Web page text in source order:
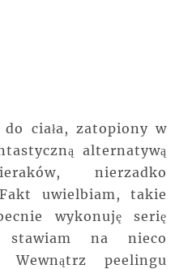
ciała, zatopiony w
alternatywą
nierzadko
uwielbiam, takie
wykonuję serię
na nieco
Wewnątrz peelingu